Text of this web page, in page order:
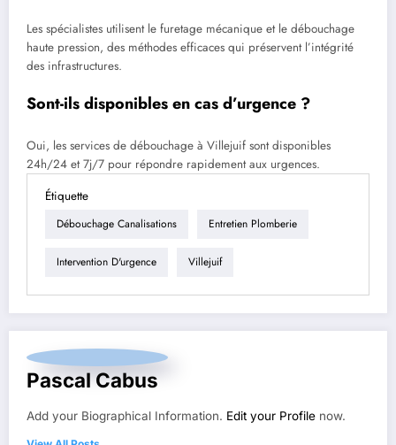
Les spécialistes utilisent le furetage mécanique et le débouchage
haute pression, des méthodes efficaces qui préservent l’intégrité
des infrastructures.
Sont-ils disponibles en cas d’urgence ?
Oui, les services de débouchage à Villejuif sont disponibles
24h/24 et 7j/7 pour répondre rapidement aux urgences.
Étiquette
Débouchage Canalisations Entretien Plomberie
Intervention D'urgence Villejuif
Pascal Cabus
Add your Biographical Information. Edit your Profile now.